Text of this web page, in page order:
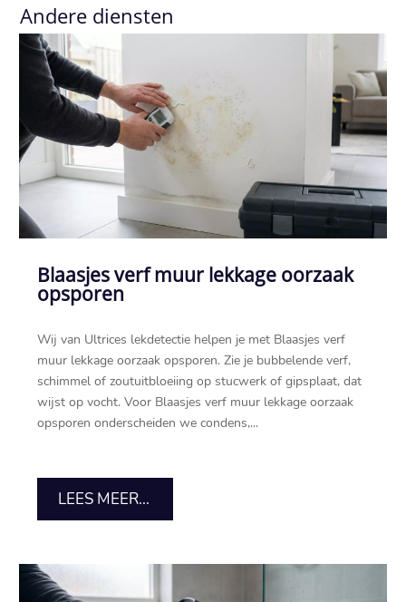
Andere diensten
Blaasjes verf muur lekkage oorzaak
opsporen
Wij van Ultrices lekdetectie helpen je met Blaasjes verf
muur lekkage oorzaak opsporen.​ Zie je bubbelende verf,
schimmel of zoutuitbloeiing op stucwerk of gipsplaat, dat
wijst op vocht.​ Voor Blaasjes verf muur lekkage oorzaak
opsporen onderscheiden we condens,...
LEES MEER...